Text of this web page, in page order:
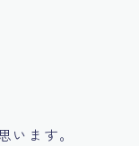
います。